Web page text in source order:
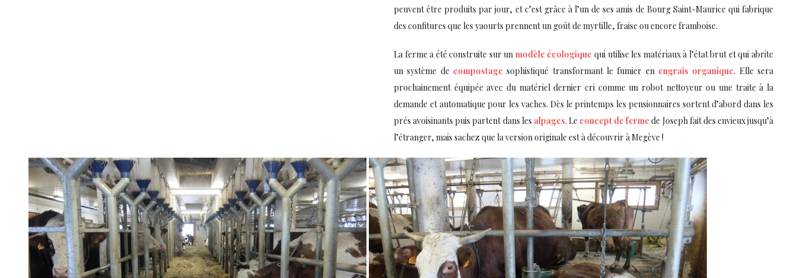
peuvent être produits par jour, et c’est grâce à l’un de ses amis de Bourg Saint-Maurice qui fabrique
des confitures que les yaourts prennent un goût de myrtille, fraise ou encore framboise.
La ferme a été construite sur un modèle écologique qui utilise les matériaux à l’état brut et qui abrite
un système de compostage sophistiqué transformant le fumier en engrais organique. Elle sera
prochainement équipée avec du matériel dernier cri comme un robot nettoyeur ou une traite à la
demande et automatique pour les vaches. Dès le printemps les pensionnaires sortent d’abord dans les
prés avoisinants puis partent dans les alpages. Le concept de ferme de Joseph fait des envieux jusqu’à
l’étranger, mais sachez que la version originale est à découvrir à Megève !